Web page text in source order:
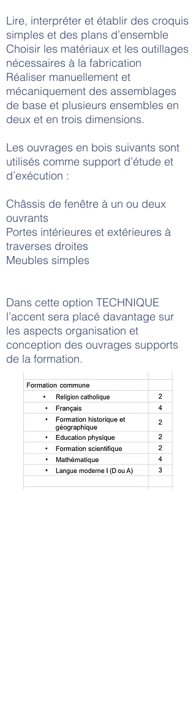
Lire, interpréter et établir des croquis
simples et des plans d’ensemble
Choisir les matériaux et les outillages
nécessaires à la fabrication
Réaliser manuellement et
mécaniquement des assemblages
de base et plusieurs ensembles en
deux et en trois dimensions.
Les ouvrages en bois suivants sont
utilisés comme support d’étude et
d’exécution :
Châssis de fenêtre à un ou deux
ouvrants
Portes intérieures et extérieures à
traverses droites
Meubles simples
Dans cette option TECHNIQUE
l’accent sera placé davantage sur
les aspects organisation et
conception des ouvrages supports
de la formation.